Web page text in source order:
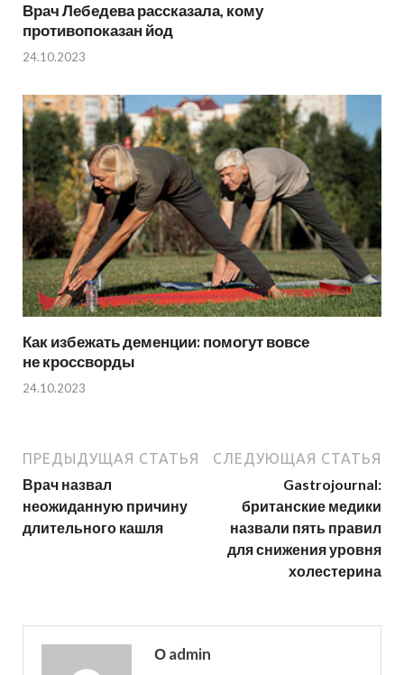
Врач Лебедева рассказала, кому
противопоказан йод
24.10.2023
Как избежать деменции: помогут вовсе
не кроссворды
24.10.2023
ПРЕДЫДУЩАЯ СТАТЬЯ
Врач назвал
неожиданную причину
длительного кашля
СЛЕДУЮЩАЯ СТАТЬЯ
Gastrojournal:
британские медики
назвали пять правил
для снижения уровня
холестерина
О admin